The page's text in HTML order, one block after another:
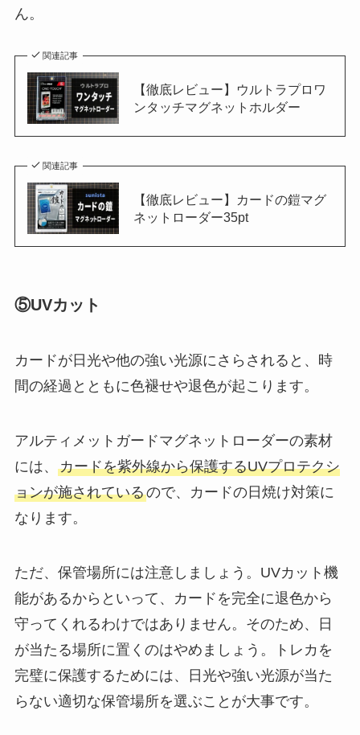
ん。
関連記事
【徹底レビュー】ウルトラプロワ
ンタッチマグネットホルダー
関連記事
【徹底レビュー】カードの鎧マグ
ネットローダー35pt
⑤UVカット
カードが日光や他の強い光源にさらされると、時
間の経過とともに色褪せや退色が起こります。
アルティメットガードマグネットローダーの素材
には、 カードを紫外線から保護するUVプロテクシ
ョンが施されているので、カードの日焼け対策に
なります。
ただ、保管場所には注意しましょう。UVカット機
能があるからといって、カードを完全に退色から
守ってくれるわけではありません。そのため、日
が当たる場所に置くのはやめましょう。トレカを
完璧に保護するためには、日光や強い光源が当た
らない適切な保管場所を選ぶことが大事です。